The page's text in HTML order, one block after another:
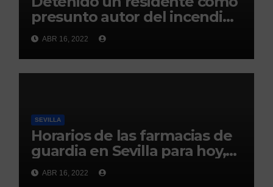
presunto autor del incendio
en una residencia para
personas con discapacidad
de Sevilla
ABR 16, 2022
SEVILLA
Horarios de las farmacias de
guardia en Sevilla para hoy,
16 de abril
ABR 16, 2022